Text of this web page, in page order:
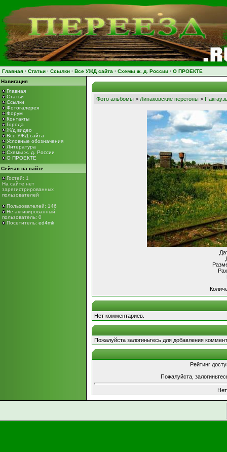
Главная · Статьи · Ссылки · Все УЖД сайта · Схемы ж. д. России · О ПРОЕКТЕ
Навигация
Главная
Статьи
Ссылки
Фотогалерея
Форум
Контакты
Города
Ж/д видео
Все УЖД сайта
Условные обозначения
Литература
Схемы ж. д. России
О ПРОЕКТЕ
Сейчас на сайте
Гостей: 1
На сайте нет
зарегистрированных
пользователей
Пользователей: 146
Не активированный
пользователь: 0
Посетитель: ed4mk
Фото альбомы > Липаковские перегоны >
Нет комментариев.
Пожалуйста залогиньтесь для добавления
Рейтинг
Пожалуйста,